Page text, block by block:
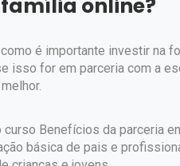
online?
é importante investir na
isso for em parceria com a
Benefícios da parceria
básica de pais e